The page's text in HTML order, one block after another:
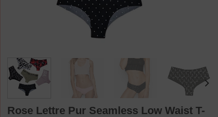
Rose Lettre Pur Seamless Low Waist T-